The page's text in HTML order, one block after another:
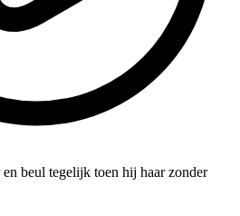
en beul tegelijk toen hij haar zonder